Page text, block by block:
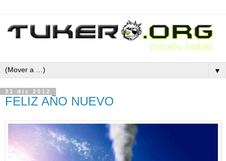
▼
31 dic 2012
FELIZ AÑO NUEVO